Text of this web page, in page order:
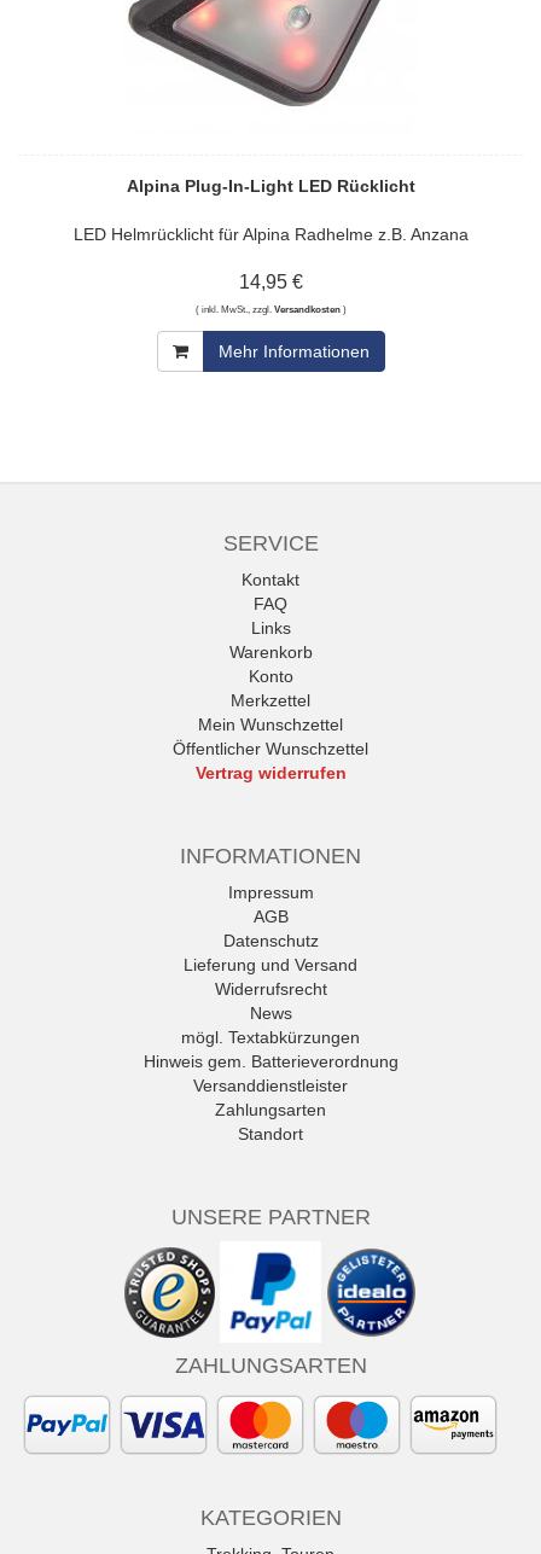
Alpina Plug-In-Light LED Rücklicht
LED Helmrücklicht für Alpina Radhelme z.B. Anzana
14,95 €
( inkl. MwSt., zzgl. Versandkosten)
Mehr Informationen
SERVICE
Kontakt
FAQ
Links
Warenkorb
Konto
Merkzettel
Mein Wunschzettel
Öffentlicher Wunschzettel
Vertrag widerrufen
INFORMATIONEN
Impressum
AGB
Datenschutz
Lieferung und Versand
Widerrufsrecht
News
mögl. Textabkürzungen
Hinweis gem. Batterieverordnung
Versanddienstleister
Zahlungsarten
Standort
UNSERE PARTNER
ZAHLUNGSARTEN
KATEGORIEN